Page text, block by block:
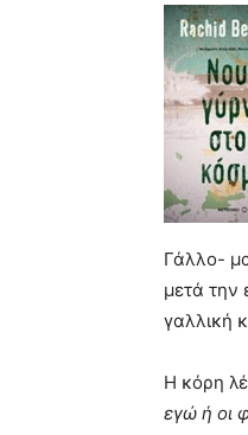
Γάλλο-
μετά την
γαλλική
Η κόρη
εγώ ή οι